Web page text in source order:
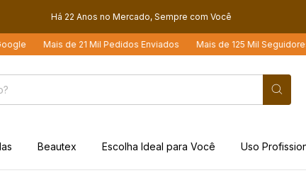
Há 22 Anos no Mercado, Sempre com Você
Mais de 21 Mil Pedidos Enviados Mais de 125 Mil Seguidores
Beautex Escolha Ideal para Você Uso